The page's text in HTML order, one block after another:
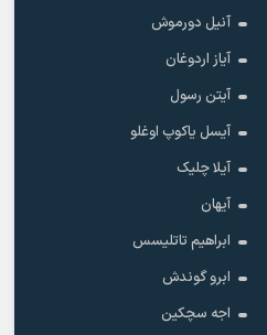
آنیل دورموش
آیاز اردوغان
آیتن رسول
آیسل یاکوپ اوغلو
آیلا چلیک
آیهان
ابراهیم تاتلیسس
ابرو گوندش
اجه سچکین